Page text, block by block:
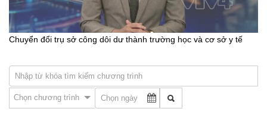
Chuyển đổi trụ sở công dôi dư thành trường học và cơ sở y tế
Chọn chương trình